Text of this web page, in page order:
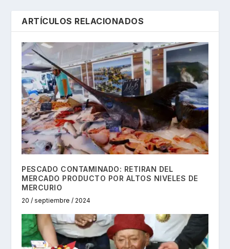
ARTÍCULOS RELACIONADOS
PESCADO CONTAMINADO: RETIRAN DEL
MERCADO PRODUCTO POR ALTOS NIVELES DE
MERCURIO
20 / septiembre / 2024